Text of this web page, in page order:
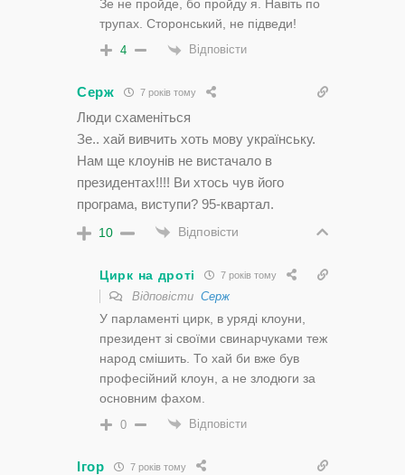
Зе не пройде, бо пройду я. Навіть по
трупах. Сторонський, не підведи!
4 Відповісти
Серж 7 років тому
Люди схаменіться
Зе.. хай вивчить хоть мову українську.
Нам ще клоунів не вистачало в
президентах!!!! Ви хтось чув його
програма, виступи? 95-квартал.
10 Відповісти
Цирк на дроті 7 років тому
Відповісти Серж
У парламенті цирк, в уряді клоуни,
президент зі своїми свинарчуками теж
народ смішить. То хай би вже був
професійний клоун, а не злодюги за
основним фахом.
0 Відповісти
Ігор 7 років тому